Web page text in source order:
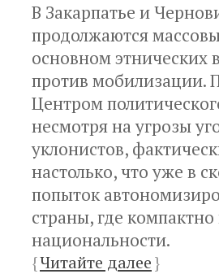
В Закарпатье и
продолжаются
основном этнических
против мобилизации.
Центром
несмотря на угрозы
уклонистов,
настолько, что уже в
попыток
страны, где
национальности.
{Читайте далее}